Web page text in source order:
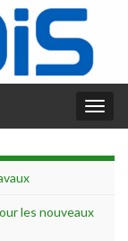
les nouveaux